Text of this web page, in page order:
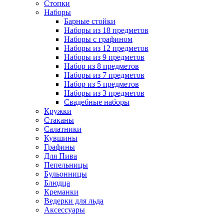
Стопки
Наборы
Барные стойки
Наборы из 18 предметов
Наборы с графином
Наборы из 12 предметов
Наборы из 9 предметов
Набор из 8 предметов
Наборы из 7 предметов
Набор из 5 предметов
Наборы из 3 предметов
Свадебные наборы
Кружки
Стаканы
Салатники
Кувшины
Графины
Для Пива
Пепельницы
Бульонницы
Блюдца
Креманки
Ведерки для льда
Аксессуары